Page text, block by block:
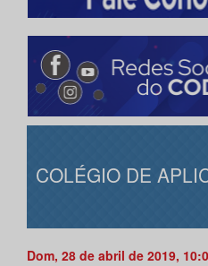
COLÉGIO DE
Dom, 28 de abril de 2019,